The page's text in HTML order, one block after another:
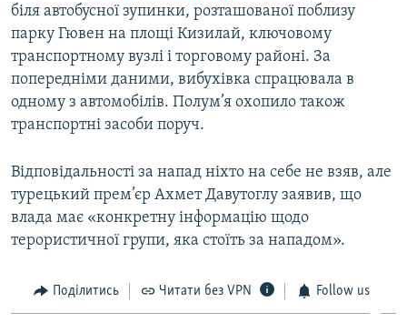
Усі сайти RFE/RL
біля автобусної зупинки, розташованої поблизу
парку Гювен на площі Кизилай, ключовому
транспортному вузлі і торговому районі. За
попередніми даними, вибухівка спрацювала в
одному з автомобілів. Полум’я охопило також
транспортні засоби поруч.
Відповідальності за напад ніхто на себе не взяв, але
турецький прем’єр Ахмет Давутоглу заявив, що
влада має «конкретну інформацію щодо
терористичної групи, яка стоїть за нападом».​
Поділитись Читати без VPN Follow us